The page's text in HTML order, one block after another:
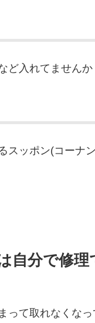
ど入れてませんか
スッポン(コーナ
自分で修理
て取れなくなっ